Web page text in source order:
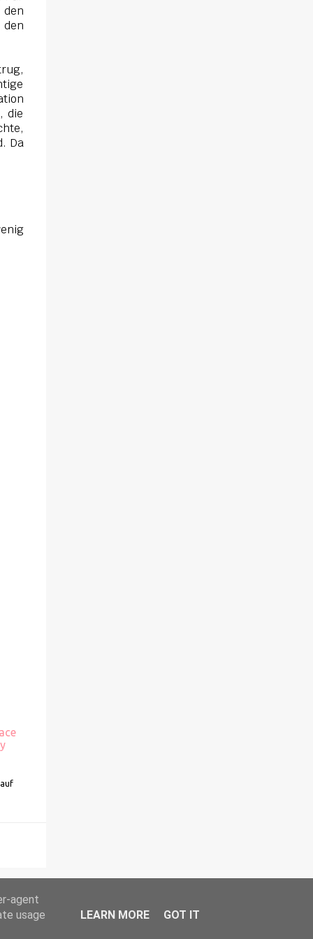
den
die
Da
agent
usage
LEARN MORE GOT IT